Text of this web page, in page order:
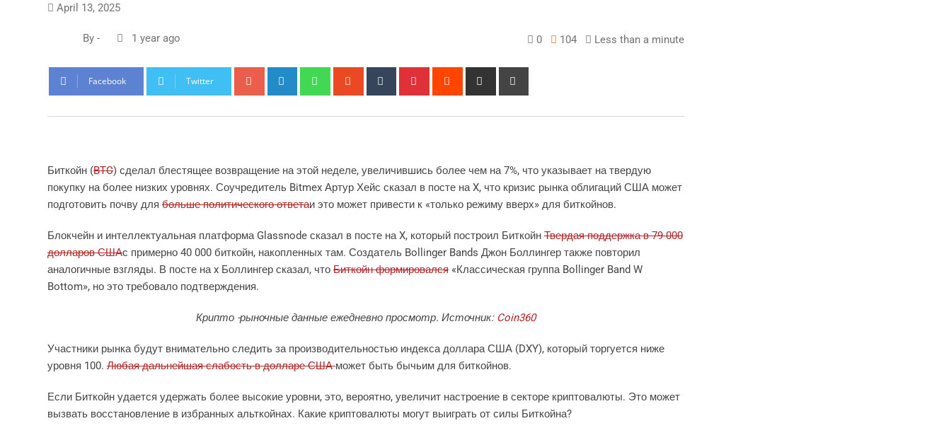
April 13, 2025
By - 1 year ago 0 104 Less than a minute
Facebook Twitter Google+ LinkedIn WhatsappStumbleUpon
Tumblr Pinterest Reddit
Share
Биткойн (BTC) сделал блестящее возвращение на этой неделе, увеличившись более чем на 7%, что указывает на твердую
покупку на более низких уровнях. Соучредитель Bitmex Артур Хейс сказал в посте на X, что кризис рынка облигаций США может
подготовить почву для больше политического ответаи это может привести к «только режиму вверх» для биткойнов.
Блокчейн и интеллектуальная платформа Glassnode сказал в посте на X, который построил Биткойн Твердая поддержка в 79 000
долларов СШАс примерно 40 000 биткойн, накопленных там. Создатель Bollinger Bands Джон Боллингер также повторил
аналогичные взгляды. В посте на x Боллингер сказал, что Биткойн формировался «Классическая группа Bollinger Band W
Bottom», но это требовало подтверждения.
Крипто -рыночные данные ежедневно просмотр. Источник: Coin360
Участники рынка будут внимательно следить за производительностью индекса доллара США (DXY), который торгуется ниже
уровня 100. Любая дальнейшая слабость в долларе СШАможет быть бычьим для биткойнов.
Если Биткойн удается удержать более высокие уровни, это, вероятно, увеличит настроение в секторе криптовалюты. Это может
вызвать восстановление в избранных альткойнах. Какие криптовалюты могут выиграть от силы Биткойна?